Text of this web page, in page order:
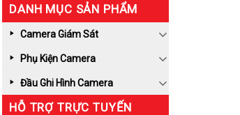
DANH MỤC SẢN PHẨM
Camera Giám Sát
Phụ Kiện Camera
Đầu Ghi Hình Camera
HỖ TRỢ TRỰC TUYẾN